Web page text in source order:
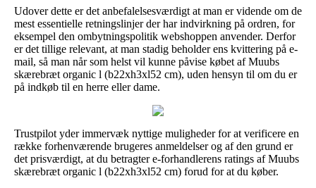
Udover dette er det anbefalelsesværdigt at man er vidende om de
mest essentielle retningslinjer der har indvirkning på ordren, for
eksempel den ombytningspolitik webshoppen anvender. Derfor
er det tillige relevant, at man stadig beholder ens kvittering på e-
mail, så man når som helst vil kunne påvise købet af Muubs
skærebræt organic l (b22xh3xl52 cm), uden hensyn til om du er
på indkøb til en herre eller dame.
Trustpilot yder immervæk nyttige muligheder for at verificere en
række forhenværende brugeres anmeldelser og af den grund er
det prisværdigt, at du betragter e-forhandlerens ratings af Muubs
skærebræt organic l (b22xh3xl52 cm) forud for at du køber.